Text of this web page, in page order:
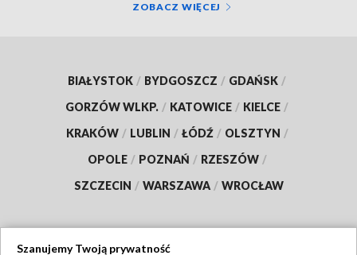
ZOBACZ WIĘCEJ
BIAŁYSTOK / BYDGOSZCZ / GDAŃSK /
GORZÓW WLKP. / KATOWICE / KIELCE /
KRAKÓW / LUBLIN / ŁÓDŹ / OLSZTYN /
OPOLE / POZNAŃ / RZESZÓW /
SZCZECIN / WARSZAWA / WROCŁAW
Szanujemy Twoją prywatność